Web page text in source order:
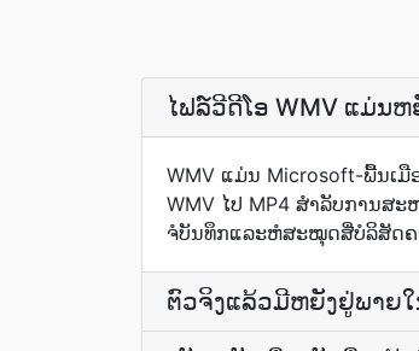
ໄຟລ໌ວີດີໂອ WMV ແມ່ນຫ
WMV ແມ່ນ Microsoft-ພື້ນເ
WMV ໄປ MP4 ສໍາລັບການສ
ຈໍບັນທຶກແລະຫໍສະໝຸດສື່ບໍລິສັດຄ
ຕົວຈິງແລ້ວມີຫຍັງຢູ່ພາຍໃ